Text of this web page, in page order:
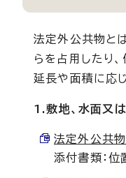
法定外公共物と
らを占用したり
延長や面積に応
1.敷地、水面又
法定外公共
添付書類：位